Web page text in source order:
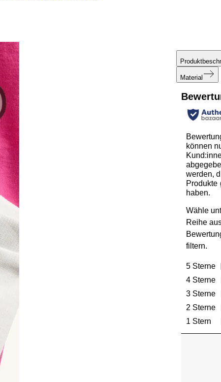
Material
können
werden,
Produkte
haben.
Wähle
Reihe
filtern.
5 Sterne
4 Sterne
3 Sterne
2 Sterne
1 Stern